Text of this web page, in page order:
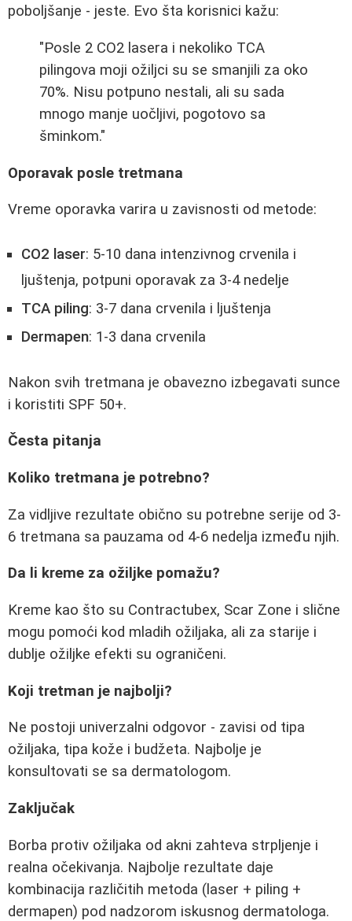
poboljšanje - jeste. Evo šta korisnici kažu:
"Posle 2 CO2 lasera i nekoliko TCA
pilingova moji ožiljci su se smanjili za oko
70%. Nisu potpuno nestali, ali su sada
mnogo manje uočljivi, pogotovo sa
šminkom."
Oporavak posle tretmana
Vreme oporavka varira u zavisnosti od metode:
CO2 laser: 5-10 dana intenzivnog crvenila i
ljuštenja, potpuni oporavak za 3-4 nedelje
TCA piling: 3-7 dana crvenila i ljuštenja
Dermapen: 1-3 dana crvenila
Nakon svih tretmana je obavezno izbegavati sunce
i koristiti SPF 50+.
Česta pitanja
Koliko tretmana je potrebno?
Za vidljive rezultate obično su potrebne serije od 3-
6 tretmana sa pauzama od 4-6 nedelja između njih.
Da li kreme za ožiljke pomažu?
Kreme kao što su Contractubex, Scar Zone i slične
mogu pomoći kod mladih ožiljaka, ali za starije i
dublje ožiljke efekti su ograničeni.
Koji tretman je najbolji?
Ne postoji univerzalni odgovor - zavisi od tipa
ožiljaka, tipa kože i budžeta. Najbolje je
konsultovati se sa dermatologom.
Zaključak
Borba protiv ožiljaka od akni zahteva strpljenje i
realna očekivanja. Najbolje rezultate daje
kombinacija različitih metoda (laser + piling +
dermapen) pod nadzorom iskusnog dermatologa.